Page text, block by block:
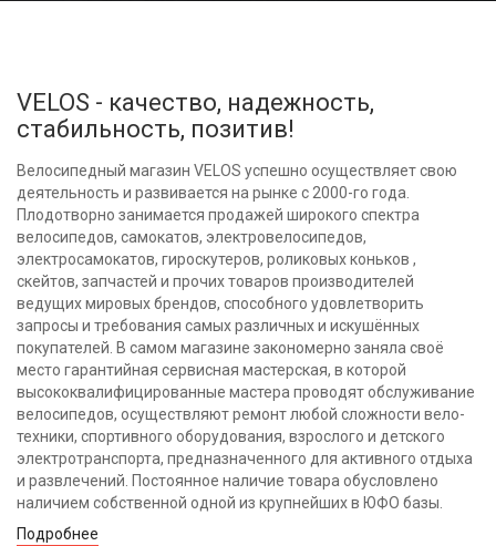
VELOS - качество, надежность,
стабильность, позитив!
Велосипедный магазин VELOS успешно осуществляет свою
деятельность и развивается на рынке с 2000-го года.
Плодотворно занимается продажей широкого спектра
велосипедов, самокатов, электровелосипедов,
электросамокатов, гироскутеров, роликовых коньков ,
скейтов, запчастей и прочих товаров производителей
ведущих мировых брендов, способного удовлетворить
запросы и требования самых различных и искушённых
покупателей. В самом магазине закономерно заняла своё
место гарантийная сервисная мастерская, в которой
высококвалифицированные мастера проводят обслуживание
велосипедов, осуществляют ремонт любой сложности вело-
техники, спортивного оборудования, взрослого и детского
электротранспорта, предназначенного для активного отдыха
и развлечений. Постоянное наличие товара обусловлено
наличием собственной одной из крупнейших в ЮФО базы.
Подробнее